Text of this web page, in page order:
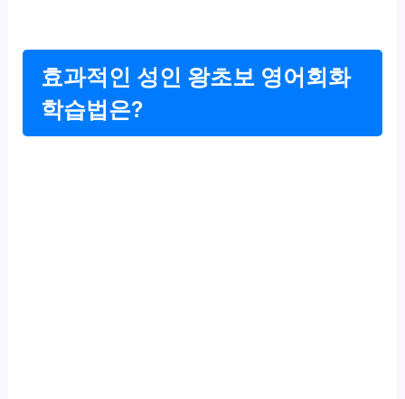
효과적인 성인 왕초보 영어회화
학습법은?